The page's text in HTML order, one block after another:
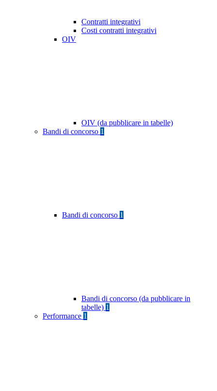
Contratti integrativi
Costi contratti integrativi
OIV
OIV (da pubblicare in tabelle)
Bandi di concorso 1
Bandi di concorso 1
Bandi di concorso (da pubblicare in
tabelle) 1
Performance 1